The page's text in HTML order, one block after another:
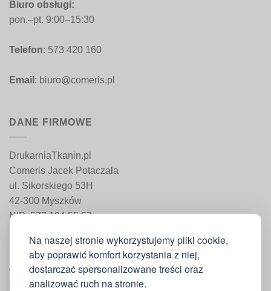
Na naszej stronie wykorzystujemy pliki cookie,
aby poprawić komfort korzystania z niej,
dostarczać spersonalizowane treści oraz
analizować ruch na stronie.
Biuro obsługi:
pon.–pt. 9:00–15:30
Telefon: 573 420 160
Email : biuro@comeris.pl
DANE FIRMOWE
DrukarniaTkanin.pl
Comeris Jacek Potaczała
ul. Sikorskiego 53H
42-300 Myszków
NIP: 577 194 55 57
WAŻNE INFORMACJE